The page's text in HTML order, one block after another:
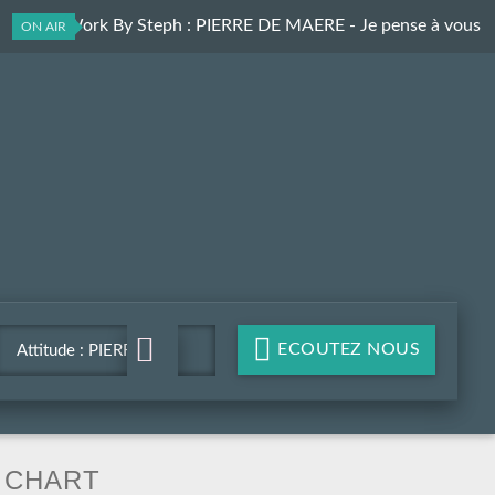
ON AIR
L'After Work By Steph : PIERRE DE MAERE - Je pense à vous
Attitude : PIERRE DE
MAERE - Je pense à vous
ECOUTEZ NOUS
CHART